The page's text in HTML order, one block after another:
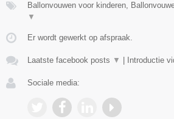
Ballonvouwen voor kinderen,
▼
Er wordt gewerkt op afspraak.
Laatste facebook posts ▼ Introductie
Sociale media: